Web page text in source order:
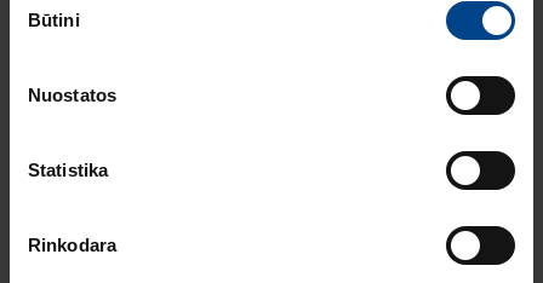
pasirinkimas
Būtini
Nuostatos
Statistika
Rinkodara
GAMINIAI
min
ilgaamžiškumas ir